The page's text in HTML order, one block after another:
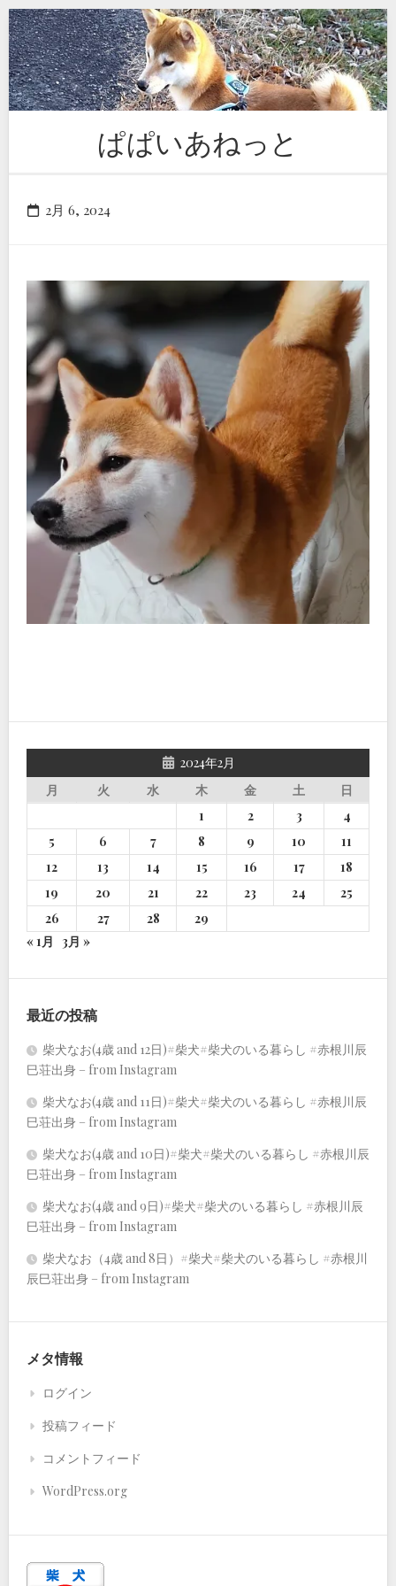
Skip
to
content
ぱぱいあねっと
2月 6, 2024
2024年2月
月
火 水 木 金 土
日
1
2 3
4
5
6 7 8 9 10
11
12
13 14 15 16 17
18
19
20 21 22 23 24
25
26
27 28
29
« 1月
3月 »
最近の投稿
柴犬なお(4歳 and 12日)#柴犬#柴犬のいる暮らし #赤根川辰
巳荘出身 – from Instagram
柴犬なお(4歳 and 11日)#柴犬#柴犬のいる暮らし #赤根川辰
巳荘出身 – from Instagram
柴犬なお(4歳 and 10日)#柴犬#柴犬のいる暮らし #赤根川辰
巳荘出身 – from Instagram
柴犬なお(4歳 and 9日)#柴犬#柴犬のいる暮らし #赤根川辰
巳荘出身 – from Instagram
柴犬なお（4歳 and 8日）#柴犬#柴犬のいる暮らし #赤根川
辰巳荘出身 – from Instagram
メタ情報
ログイン
投稿フィード
コメントフィード
WordPress.org